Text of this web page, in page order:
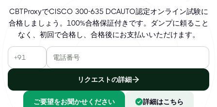
CBTProxyでCISCO 300-635 DCAUTO認定オンライン試験に
合格しましょう。100%合格保証付きです。ダンプに頼ること
なく、初回で合格し、合格後にお支払いいただけます。
リクエストの詳細
ご要望をお聞かせください 詳細はこちら